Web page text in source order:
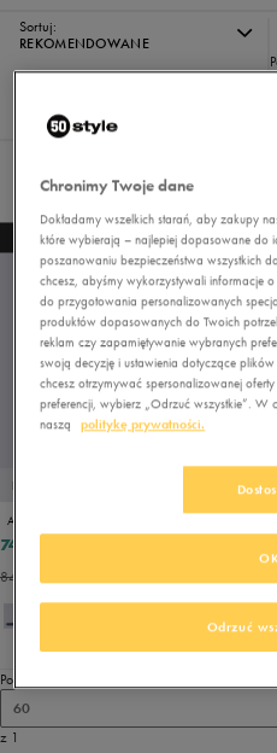
Sortuj:
REKOMENDOWANE
Wybrane filtry: MĘSKIE
NEW
ADIDAS ADILETTE AQUA
74,99 zł
84,99 zł
Pokaż
60
z 1
Chronimy Twoje dane
Dokładamy wszelkich starań, aby zakupy
które wybierają – najlepiej dopasowane do
poszanowaniu bezpieczeństwa wszystkich
chcesz, abyśmy wykorzystywali informacje
do przygotowania personalizowanych
produktów dopasowanych do Twoich
reklam czy zapamiętywanie wybranych
swoją decyzję i ustawienia dotyczące
chcesz otrzymywać spersonalizowanej
preferencji, wybierz „Odrzuć wszystkie”. W
naszą
politykę prywatności.
Odrzuć